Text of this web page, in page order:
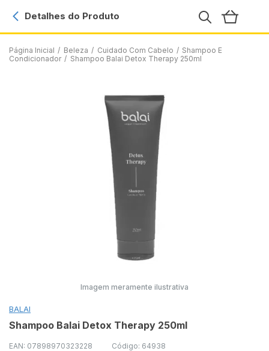
Página Inicial / Beleza / Cuidado Com Cabelo / Shampoo E
Condicionador / Shampoo Balai Detox Therapy 250ml
Detalhes do Produto
Imagem meramente ilustrativa
BALAI
Shampoo Balai Detox Therapy 250ml
EAN: 07898970323228 Código: 64938